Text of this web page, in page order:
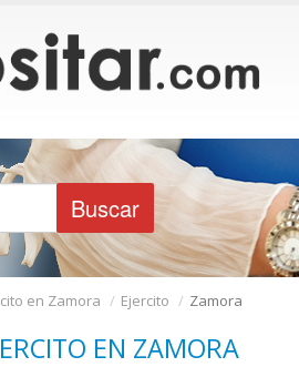
en Zamora / Ejercito / Zamora
EN ZAMORA